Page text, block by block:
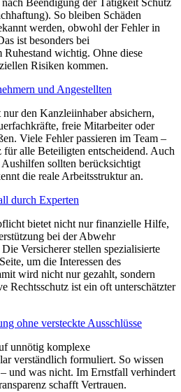
Beendigung der Tätigkeit Schutz
So bleiben Schäden
werden, obwohl der Fehler in
ist besonders bei
wichtig. Ohne diese
Risiken kommen.
und Angestellten
den Kanzleiinhaber absichern,
freie Mitarbeiter oder
Viele Fehler passieren im Team –
für alle Beteiligten entscheidend. Auch
sollten berücksichtigt
die reale Arbeitsstruktur an.
durch Experten
bietet nicht nur finanzielle Hilfe,
bei der Abwehr
Versicherer stellen spezialisierte
um die Interessen des
wird nicht nur gezahlt, sondern
Rechtsschutz ist ein oft unterschätzter
ohne versteckte Ausschlüsse
unnötig komplexe
verständlich formuliert. So wissen
und was nicht. Im Ernstfall verhindert
schafft Vertrauen.